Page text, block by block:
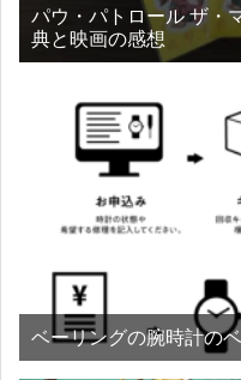
パウ・パトロール ザ・
典と映画の感想
ベーリングの腕時計の